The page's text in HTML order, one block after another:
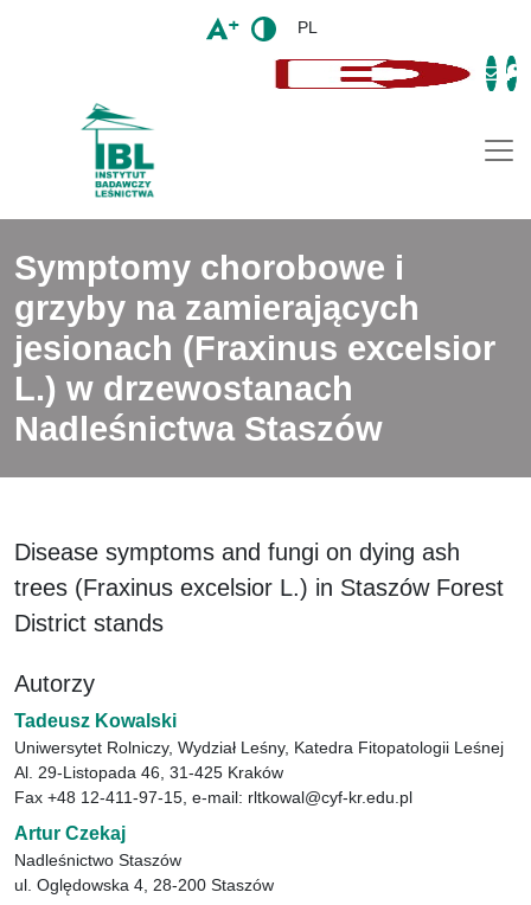
PL
Symptomy chorobowe i
grzyby na zamierających
jesionach (Fraxinus excelsior
L.) w drzewostanach
Nadleśnictwa Staszów
Disease symptoms and fungi on dying ash
trees (Fraxinus excelsior L.) in Staszów Forest
District stands
Autorzy
Tadeusz Kowalski
Uniwersytet Rolniczy, Wydział Leśny, Katedra Fitopatologii Leśnej
Al. 29-Listopada 46, 31-425 Kraków
Fax +48 12-411-97-15, e-mail: rltkowal@cyf-kr.edu.pl
Artur Czekaj
Nadleśnictwo Staszów
ul. Oględowska 4, 28-200 Staszów